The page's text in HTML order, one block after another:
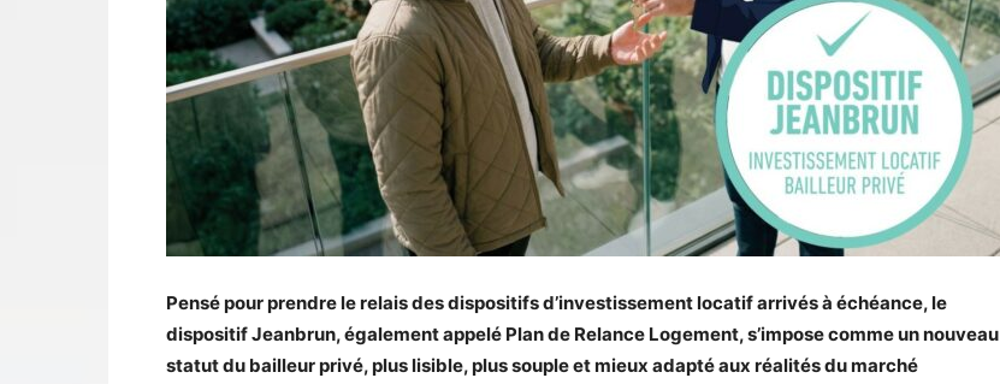
Pensé pour prendre le relais des dispositifs d’investissement locatif arrivés à échéance, le
dispositif Jeanbrun, également appelé Plan de Relance Logement, s’impose comme un nouveau
statut du bailleur privé, plus lisible, plus souple et mieux adapté aux réalités du marché